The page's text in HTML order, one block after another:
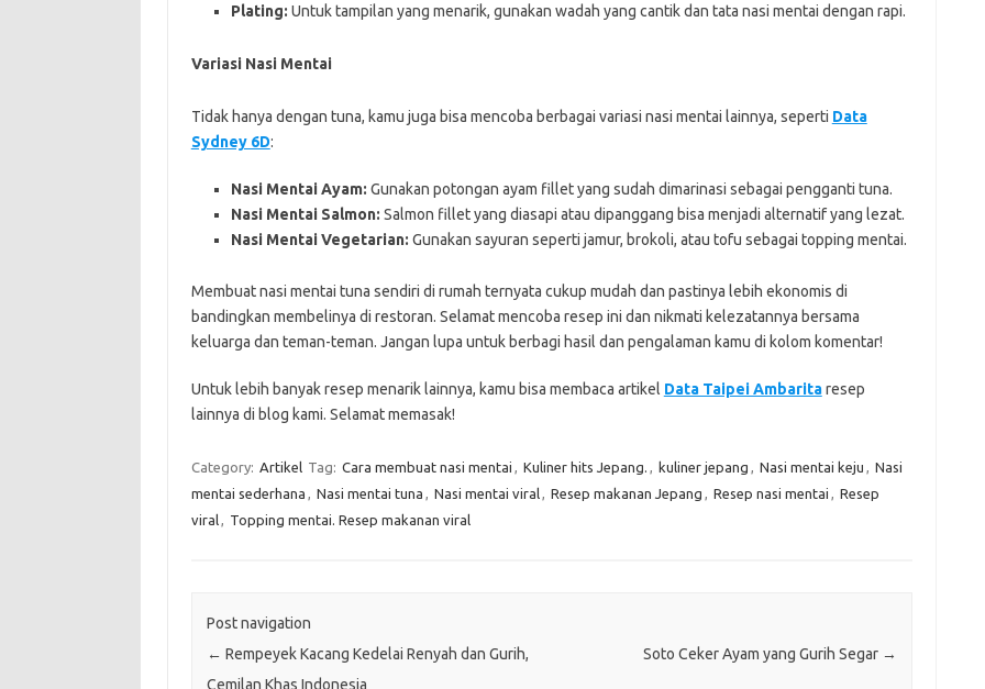
Plating: Untuk tampilan yang menarik, gunakan wadah yang cantik dan tata nasi mentai dengan rapi.
Variasi Nasi Mentai
Tidak hanya dengan tuna, kamu juga bisa mencoba berbagai variasi nasi mentai lainnya, seperti Data
Sydney 6D:
Nasi Mentai Ayam: Gunakan potongan ayam fillet yang sudah dimarinasi sebagai pengganti tuna.
Nasi Mentai Salmon: Salmon fillet yang diasapi atau dipanggang bisa menjadi alternatif yang lezat.
Nasi Mentai Vegetarian: Gunakan sayuran seperti jamur, brokoli, atau tofu sebagai topping mentai.
Membuat nasi mentai tuna sendiri di rumah ternyata cukup mudah dan pastinya lebih ekonomis di
bandingkan membelinya di restoran. Selamat mencoba resep ini dan nikmati kelezatannya bersama
keluarga dan teman-teman. Jangan lupa untuk berbagi hasil dan pengalaman kamu di kolom komentar!
Untuk lebih banyak resep menarik lainnya, kamu bisa membaca artikel Data Taipei Ambaritaresep
lainnya di blog kami. Selamat memasak!
Category: Artikel Tag: Cara membuat nasi mentai , Kuliner hits Jepang. , kuliner jepang , Nasi mentai keju , Nasi
mentai sederhana , Nasi mentai tuna , Nasi mentai viral, Resep makanan Jepang , Resep nasi mentai , Resep
viral, Topping mentai. Resep makanan viral
Post navigation
← Rempeyek Kacang Kedelai Renyah dan Gurih,
Cemilan Khas Indonesia
Soto Ceker Ayam yang Gurih Segar →